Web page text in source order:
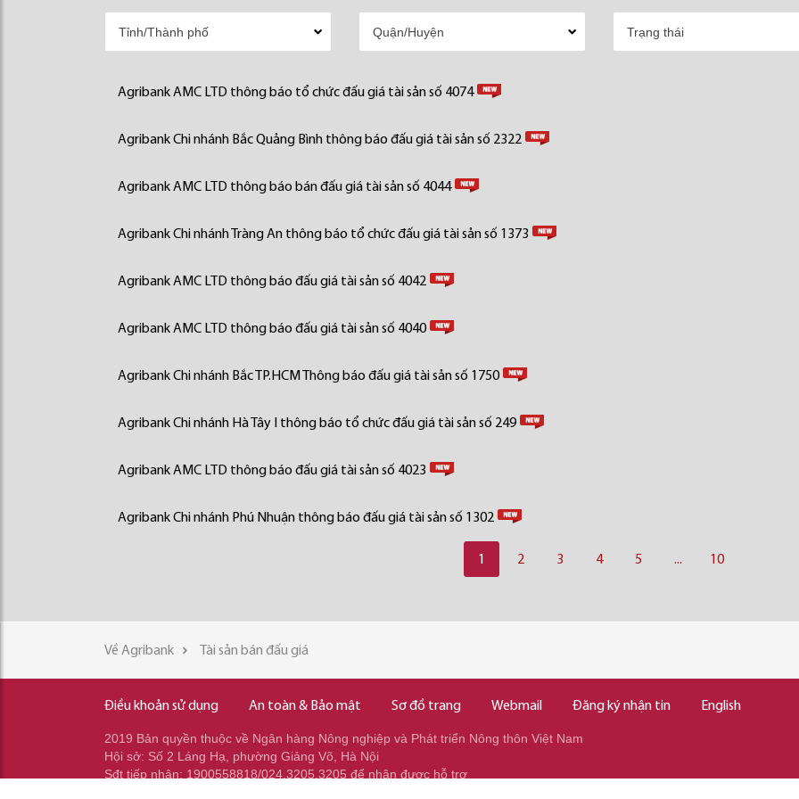
Agribank AMC LTD thông báo tổ chức đấu giá tài sản số 4074
Agribank Chi nhánh Bắc Quảng Bình thông báo đấu giá tài sản số 2322
Agribank AMC LTD thông báo bán đấu giá tài sản số 4044
Agribank Chi nhánh Tràng An thông báo tổ chức đấu giá tài sản số 1373
Agribank AMC LTD thông báo đấu giá tài sản số 4042
Agribank AMC LTD thông báo đấu giá tài sản số 4040
Agribank Chi nhánh Bắc TP.HCM Thông báo đấu giá tài sản số 1750
Agribank Chi nhánh Hà Tây I thông báo tổ chức đấu giá tài sản số 249
Agribank AMC LTD thông báo đấu giá tài sản số 4023
Agribank Chi nhánh Phú Nhuận thông báo đấu giá tài sản số 1302
1 2 3 4 5 ... 10
Về Agribank Tài sản bán đấu giá
Điều khoản sử dụng An toàn & Bảo mật Sơ đồ trang Webmail Đăng ký nhận tin English
2019 Bản quyền thuộc về Ngân hàng Nông nghiệp và Phát triển Nông thôn Việt Nam
Hội sở: Số 2 Láng Hạ, phường Giảng Võ, Hà Nội
Sđt tiếp nhận: 1900558818/024.3205.3205 để nhận được hỗ trợ